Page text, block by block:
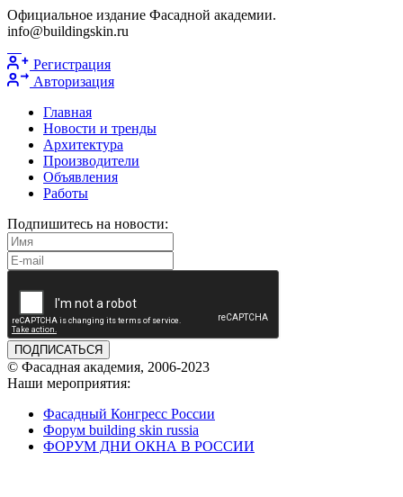
Официальное издание Фасадной академии.
info@buildingskin.ru
Регистрация
Авторизация
Главная
Новости и тренды
Архитектура
Производители
Объявления
Работы
Подпишитесь на новости:
ПОДПИСАТЬСЯ
© Фасадная академия, 2006-2023
Наши мероприятия:
Фасадный Конгресс России
Форум building skin russia
ФОРУМ ДНИ ОКНА В РОССИИ